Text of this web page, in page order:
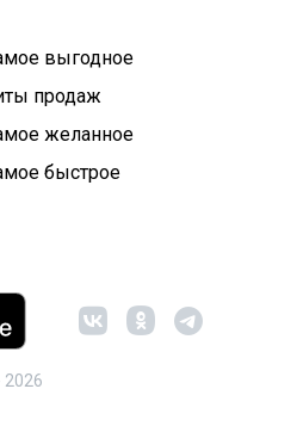
выгодное
продаж
желанное
быстрое
2026